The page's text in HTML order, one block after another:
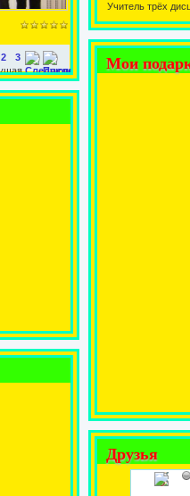
2 3
Учитель трёх
Мои
Друзья